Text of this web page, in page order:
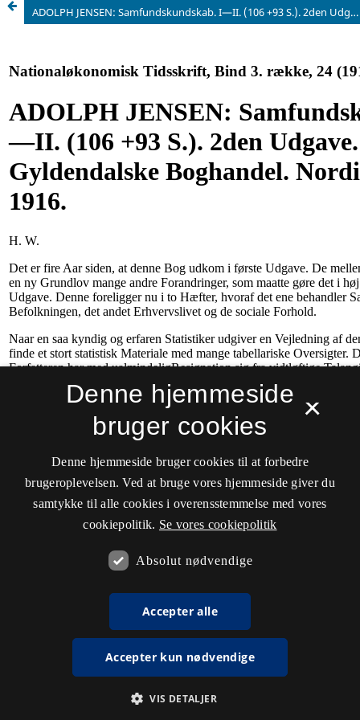
ADOLPH JENSEN: Samfundskundskab. I—II. (106 +93 S.). 2den Udgave. Gyldendalske Boghandel. Nordisk Forlag. 1916.
×
Denne hjemmeside
bruger cookies
Denne hjemmeside bruger cookies til at forbedre
brugeroplevelsen. Ved at bruge vores hjemmeside giver du
samtykke til alle cookies i overensstemmelse med vores
cookiepolitik. Se vores cookiepolitik
Absolut nødvendige
Accepter alle
Accepter kun nødvendige
VIS DETALJER